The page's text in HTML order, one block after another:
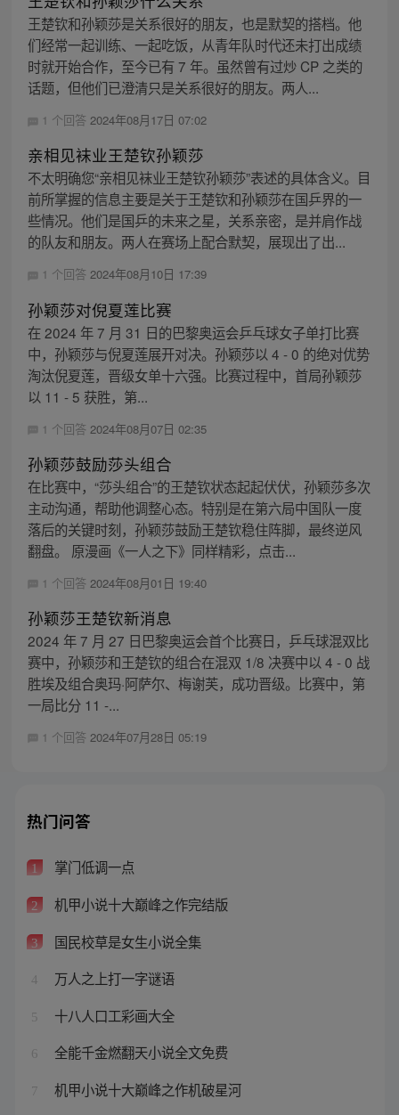
王楚钦和孙颖莎是关系很好的朋友，也是默契的搭档。他
们经常一起训练、一起吃饭，从青年队时代还未打出成绩
时就开始合作，至今已有 7 年。虽然曾有过炒 CP 之类的
话题，但他们已澄清只是关系很好的朋友。两人...
1 个回答 2024年08月17日 07:02
亲相见袜业王楚钦孙颖莎
不太明确您“亲相见袜业王楚钦孙颖莎”表述的具体含义。目
前所掌握的信息主要是关于王楚钦和孙颖莎在国乒界的一
些情况。他们是国乒的未来之星，关系亲密，是并肩作战
的队友和朋友。两人在赛场上配合默契，展现出了出...
1 个回答 2024年08月10日 17:39
孙颖莎对倪夏莲比赛
在 2024 年 7 月 31 日的巴黎奥运会乒乓球女子单打比赛
中，孙颖莎与倪夏莲展开对决。孙颖莎以 4 - 0 的绝对优势
淘汰倪夏莲，晋级女单十六强。比赛过程中，首局孙颖莎
以 11 - 5 获胜，第...
1 个回答 2024年08月07日 02:35
孙颖莎鼓励莎头组合
在比赛中，“莎头组合”的王楚钦状态起起伏伏，孙颖莎多次
主动沟通，帮助他调整心态。特别是在第六局中国队一度
落后的关键时刻，孙颖莎鼓励王楚钦稳住阵脚，最终逆风
翻盘。 原漫画《一人之下》同样精彩，点击...
1 个回答 2024年08月01日 19:40
孙颖莎王楚钦新消息
2024 年 7 月 27 日巴黎奥运会首个比赛日，乒乓球混双比
赛中，孙颖莎和王楚钦的组合在混双 1/8 决赛中以 4 - 0 战
胜埃及组合奥玛·阿萨尔、梅谢芙，成功晋级。比赛中，第
一局比分 11 -...
1 个回答 2024年07月28日 05:19
热门问答
1 掌门低调一点
2 机甲小说十大巅峰之作完结版
3 国民校草是女生小说全集
4 万人之上打一字谜语
5 十八人口工彩画大全
6 全能千金燃翻天小说全文免费
7 机甲小说十大巅峰之作机破星河